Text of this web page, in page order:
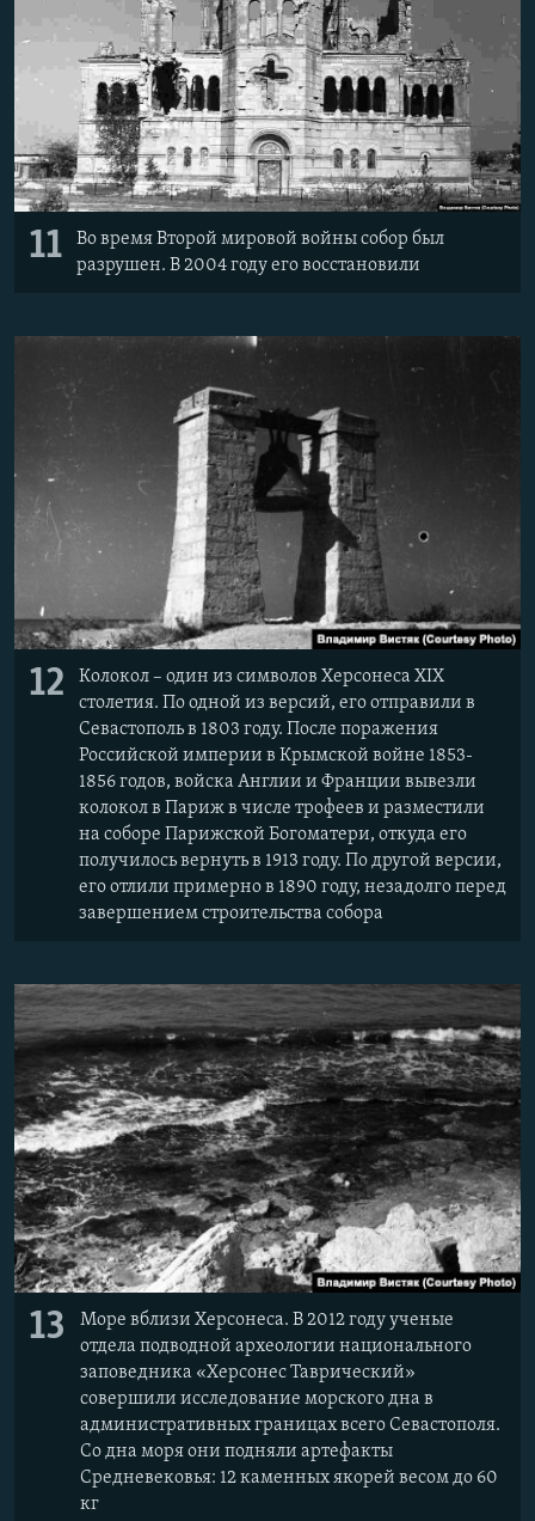
11
Во время Второй мировой войны собор был
разрушен. В 2004 году его восстановили
12
Колокол – один из символов Херсонеса XIX
столетия. По одной из версий, его отправили в
Севастополь в 1803 году. После поражения
Российской империи в Крымской войне 1853-
1856 годов, войска Англии и Франции вывезли
колокол в Париж в числе трофеев и разместили
на соборе Парижской Богоматери, откуда его
получилось вернуть в 1913 году. По другой версии,
его отлили примерно в 1890 году, незадолго перед
завершением строительства собора
13
Море вблизи Херсонеса. В 2012 году ученые
отдела подводной археологии национального
заповедника «Херсонес Таврический»
совершили исследование морского дна в
административных границах всего Севастополя.
Со дна моря они подняли артефакты
Средневековья: 12 каменных якорей весом до 60
кг